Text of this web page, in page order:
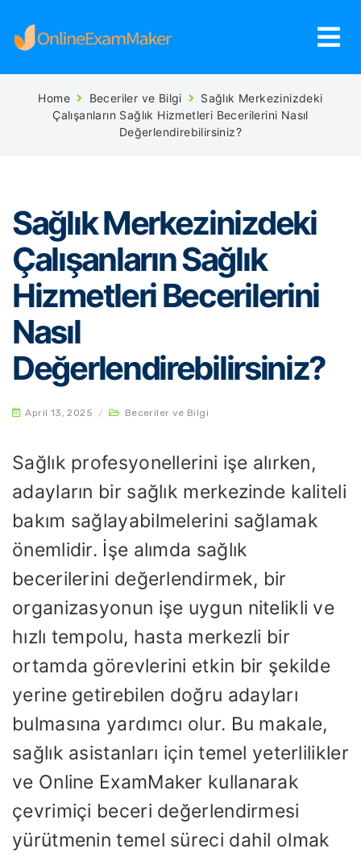
Home Beceriler ve Bilgi
Sağlık Merkezinizdeki
Çalışanların Sağlık Hizmetleri Becerilerini Nasıl
Değerlendirebilirsiniz?
Sağlık Merkezinizdeki
Çalışanların Sağlık
Hizmetleri Becerilerini
Nasıl
Değerlendirebilirsiniz?
April 13, 2025 / Beceriler ve Bilgi
Sağlık profesyonellerini işe alırken,
adayların bir sağlık merkezinde kaliteli
bakım sağlayabilmelerini sağlamak
önemlidir. İşe alımda sağlık
becerilerini değerlendirmek, bir
organizasyonun işe uygun nitelikli ve
hızlı tempolu, hasta merkezli bir
ortamda görevlerini etkin bir şekilde
yerine getirebilen doğru adayları
bulmasına yardımcı olur. Bu makale,
sağlık asistanları için temel yeterlilikler
ve Online ExamMaker kullanarak
çevrimiçi beceri değerlendirmesi
yürütmenin temel süreci dahil olmak